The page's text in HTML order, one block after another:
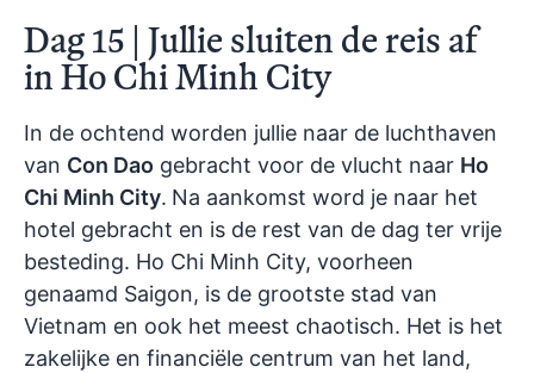
Dag 15 | Jullie sluiten de reis af
in Ho Chi Minh City
In de ochtend worden jullie naar de luchthaven
van Con Dao gebracht voor de vlucht naar Ho
Chi Minh City. Na aankomst word je naar het
hotel gebracht en is de rest van de dag ter vrije
besteding. Ho Chi Minh City, voorheen
genaamd Saigon, is de grootste stad van
Vietnam en ook het meest chaotisch. Het is het
zakelijke en financiële centrum van het land,